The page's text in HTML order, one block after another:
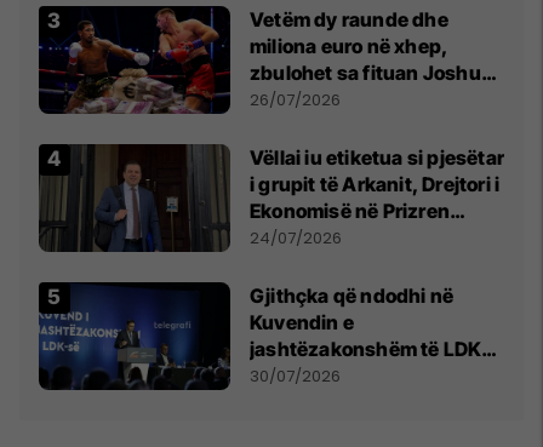
Vetëm dy raunde dhe
miliona euro në xhep,
zbulohet sa fituan Joshua
e Prenga
26/07/2026
Vëllai iu etiketua si pjesëtar
i grupit të Arkanit, Drejtori i
Ekonomisë në Prizren
mohon pretendimet
24/07/2026
Gjithçka që ndodhi në
Kuvendin e
jashtëzakonshëm të LDK-
së
30/07/2026